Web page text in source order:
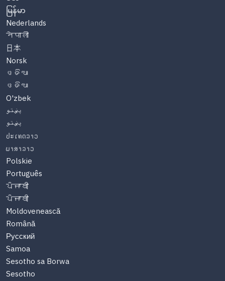
မြန်မာ
Nederlands
नेपाली
日本
Norsk
ଓଡିଆ
ଓଡିଆ
O'zbek
پښتو
پښتو
ປະເທດລາວ
ພາສາລາວ
Polskie
Português
ਪੰਜਾਬੀ
ਪੰਜਾਬੀ
Moldovenească
Română
Русский
Samoa
Sesotho sa Borwa
Sesotho